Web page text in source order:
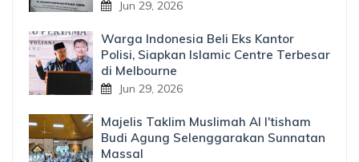
Jun 29, 2026
Warga Indonesia Beli Eks Kantor
Polisi, Siapkan Islamic Centre Terbesar
di Melbourne
Jun 29, 2026
Majelis Taklim Muslimah Al I'tisham
Budi Agung Selenggarakan Sunnatan
Massal